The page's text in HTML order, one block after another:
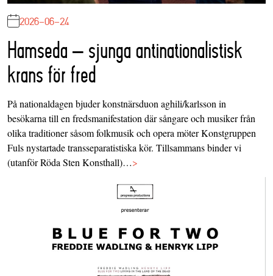
2026-06-24
Hamseda – sjunga antinationalistisk
krans för fred
På nationaldagen bjuder konstnärsduon aghili/karlsson in
besökarna till en fredsmanifestation där sångare och musiker från
olika traditioner såsom folkmusik och opera möter Konstgruppen
Fuls nystartade transseparatistiska kör. Tillsammans binder vi
(utanför Röda Sten Konsthall)…>